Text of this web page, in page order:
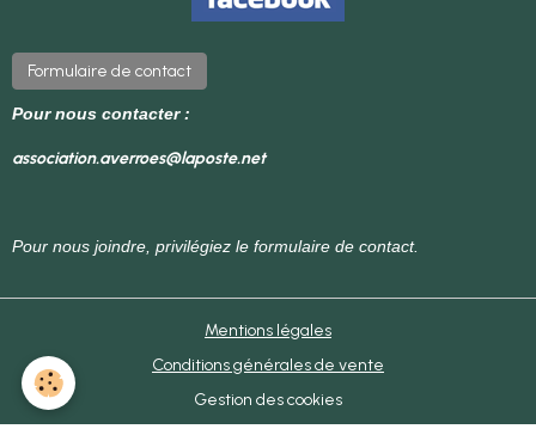
Formulaire de contact
Pour nous contacter :
association.averroes@laposte.net
Pour nous joindre, privilégiez le formulaire de contact.
Mentions légales
Conditions générales de vente
Gestion des cookies